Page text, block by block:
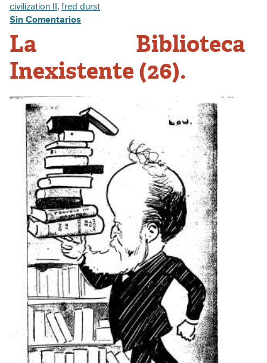
civilization II , fred durst
Sin Comentarios
La Biblioteca
Inexistente (26).